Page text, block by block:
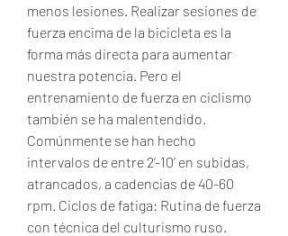
menos lesiones. Realizar sesiones de
fuerza encima de la bicicleta es la
forma más directa para aumentar
nuestra potencia. Pero el
entrenamiento de fuerza en ciclismo
también se ha malentendido.
Comúnmente se han hecho
intervalos de entre 2’-10’ en subidas,
atrancados, a cadencias de 40-60
rpm. Ciclos de fatiga: Rutina de fuerza
con técnica del culturismo ruso.